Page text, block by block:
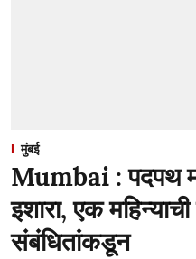
मुंबई
Mumbai : पदपथ
इशारा, एक
संबंधितांकडून